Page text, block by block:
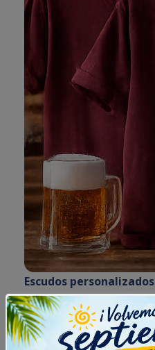
Escudos personalizados
año y símbolo propio.